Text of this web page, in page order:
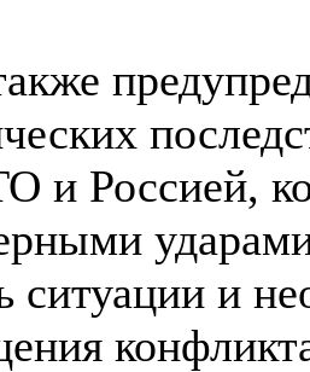
и Россией,
ситуации и